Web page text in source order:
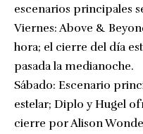
escenarios principales
Viernes: Above &
hora; el cierre del día
pasada la medianoche.
Sábado: Escenario
estelar; Diplo y Hugel
cierre por Alison